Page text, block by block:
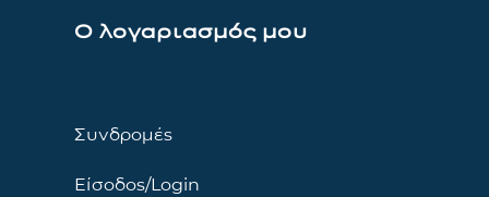
Ο λογαριασμός μου
Συνδρομές
Είσοδος/Login